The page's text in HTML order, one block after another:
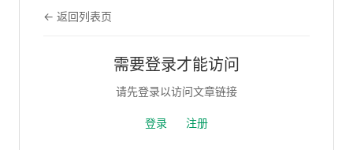
← 返回列表页
需要登录才能访问
请先登录以访问文章链接
登录 注册